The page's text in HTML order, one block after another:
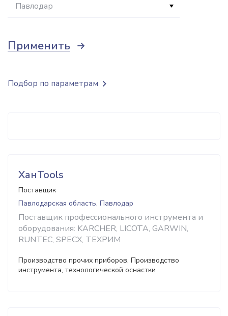
Павлодар
Применить
ХанTools
Поставщик
Павлодарская область, Павлодар
Поставщик профессионального инструмента и
оборудования: KARCHER, LICOTA, GARWIN,
RUNTEC, SPECX, ТЕХРИМ
Производство прочих приборов, Производство
инструмента, технологической оснастки
Подбор по параметрам